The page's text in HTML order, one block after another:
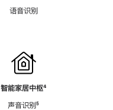
语音识别
智能家居中枢脚
⁴
声音识别脚
⁵